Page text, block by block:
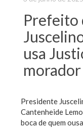
Prefeito
usa
morador
Presidente
Cantenheide
boca de quem